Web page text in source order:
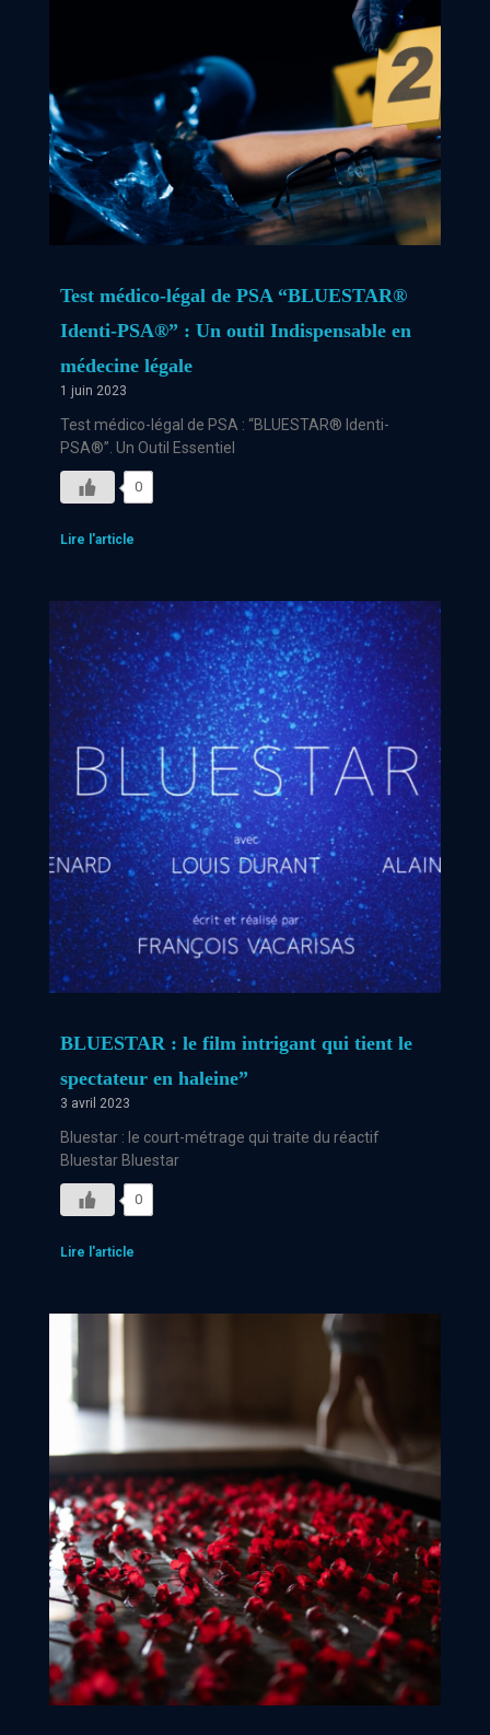
Test médico-légal de PSA “BLUESTAR®
Identi-PSA®” : Un outil Indispensable en
médecine légale
1 juin 2023
Test médico-légal de PSA : “BLUESTAR® Identi-
PSA®”. Un Outil Essentiel
0
Lire l'article
BLUESTAR : le film intrigant qui tient le
spectateur en haleine”
3 avril 2023
Bluestar : le court-métrage qui traite du réactif
Bluestar Bluestar
0
Lire l'article